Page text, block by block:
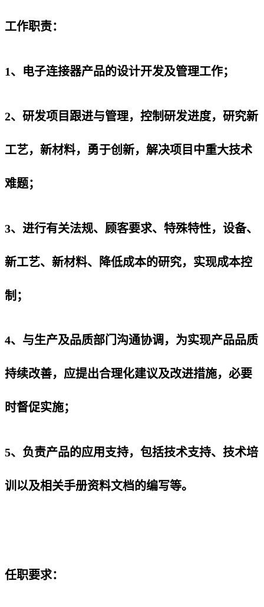
工作职责：
1、电子连接器产品的设计开发及管理工作；
2、研发项目跟进与管理，控制研发进度，研究新
工艺，新材料，勇于创新，解决项目中重大技术
难题；
3、进行有关法规、顾客要求、特殊特性，设备、
新工艺、新材料、降低成本的研究，实现成本控
制；
4、与生产及品质部门沟通协调，为实现产品品质
持续改善，应提出合理化建议及改进措施，必要
时督促实施；
5、负责产品的应用支持，包括技术支持、技术培
训以及相关手册资料文档的编写等。
任职要求：